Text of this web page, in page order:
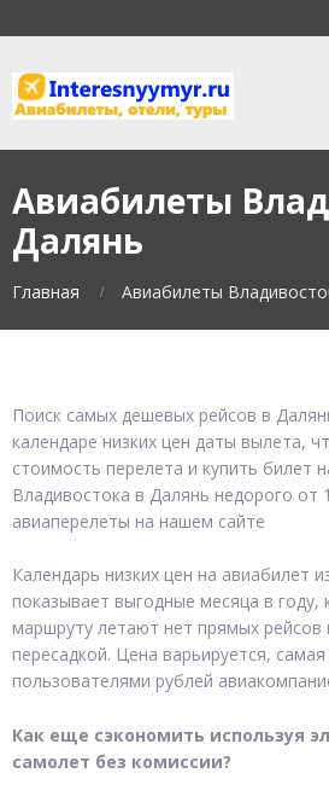
Авиабилеты
Далянь
Главная Авиабилеты
Поиск самых дешевых рейсов в
календаре низких цен даты вылета,
стоимость перелета и купить билет
Владивостока в Далянь недорого от
авиаперелеты на нашем сайте
Календарь низких цен на авиабилет
показывает выгодные месяца в
маршруту летают нет прямых рейсов
пересадкой. Цена варьируется,
пользователями рублей
Как еще сэкономить используя
самолет без комиссии?